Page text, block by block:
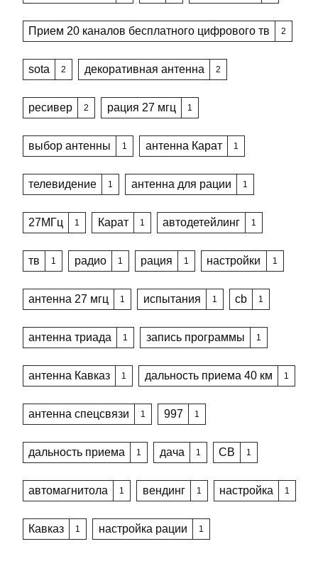
Прием 20 каналов бесплатного цифрового тв 2
sota 2 декоративная антенна 2
ресивер 2 рация 27 мгц 1
выбор антенны 1 антенна Карат 1
телевидение 1 антенна для рации 1
27МГц 1 Карат 1 автодетейлинг 1
тв 1 радио 1 рация 1 настройки 1
антенна 27 мгц 1 испытания 1 cb 1
антенна триада 1 запись программы 1
антенна Кавказ 1 дальность приема 40 км 1
антенна спецсвязи 1 997 1
дальность приема 1 дача 1 CB 1
автомагнитола 1 вендинг 1 настройка 1
Кавказ 1 настройка рации 1